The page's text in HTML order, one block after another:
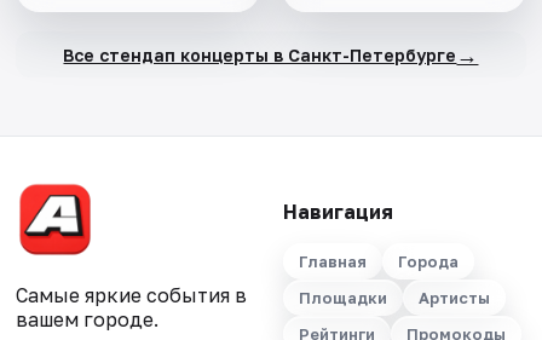
Все стендап концерты в Санкт-Петербурге →
Самые яркие события в
вашем городе.
Навигация
Главная
Города
Площадки
Артисты
Рейтинги
Промокоды